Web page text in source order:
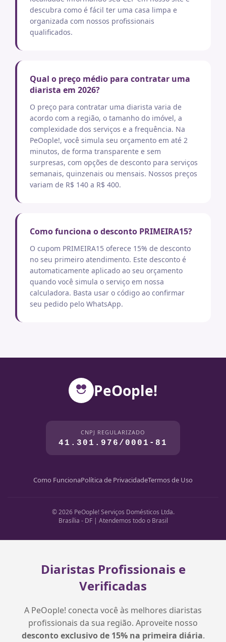
descubra como é fácil ter uma casa limpa e
organizada com nossos profissionais
qualificados.
Qual o preço médio para contratar uma
diarista em 2026?
O preço para contratar uma diarista varia de
acordo com a região, o tamanho do imóvel, a
complexidade dos serviços e a frequência. Na
PeOople!, você simula seu orçamento em até 2
minutos, de forma transparente e sem
surpresas, com opções de desconto para serviços
semanais, quinzenais ou mensais. Nossos preços
variam de R$ 140 a R$ 400.
Como funciona o desconto PRIMEIRA15?
O cupom PRIMEIRA15 oferece 15% de desconto
no seu primeiro atendimento. Este desconto é
automaticamente aplicado ao seu orçamento
quando você simula o serviço em nossa
calculadora. Basta usar o código ao confirmar
seu pedido pelo WhatsApp.
PeOople!
CNPJ REGULARIZADO
41.301.976/0001-81
Como FuncionaPolítica de PrivacidadeTermos de Uso
© 2026 PeOople! Serviços Domésticos Ltda.
Brasília - DF | Atendemos todo o Brasil
Diaristas Profissionais e
Verificadas
A PeOople! conecta você às melhores diaristas
profissionais da sua região. Aproveite nosso
desconto exclusivo de 15% na primeira diária.